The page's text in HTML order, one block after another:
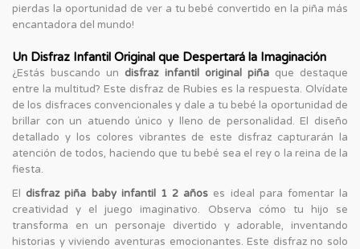
pierdas la oportunidad de ver a tu bebé convertido en la piña más
encantadora del mundo!
Un Disfraz Infantil Original que Despertará la Imaginación
¿Estás buscando un disfraz infantil original piñaque destaque
entre la multitud? Este disfraz de Rubies es la respuesta. Olvídate
de los disfraces convencionales y dale a tu bebé la oportunidad de
brillar con un atuendo único y lleno de personalidad. El diseño
detallado y los colores vibrantes de este disfraz capturarán la
atención de todos, haciendo que tu bebé sea el rey o la reina de la
fiesta.
El disfraz piña baby infantil 1 2 años es ideal para fomentar la
creatividad y el juego imaginativo. Observa cómo tu hijo se
transforma en un personaje divertido y adorable, inventando
historias y viviendo aventuras emocionantes. Este disfraz no solo